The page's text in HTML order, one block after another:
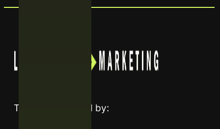
Trusted and listed by: